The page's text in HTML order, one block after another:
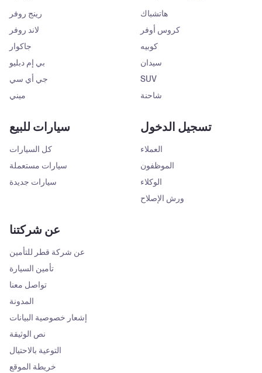
رينج روفر
لاند روفر
جاكوار
بي إم دبليو
جي أي سي
ميني
هاتشباك
كروس أوفر
كوبيه
سيدان
SUV
شاحنة
سيارات للبيع
كل السيارات
سيارات مستعملة
سيارات جديدة
تسجيل الدخول
العملاء
الموظفون
الوكلاء
ورش الإصلاح
عن شركتنا
عن شركة قطر للتأمين
تأمين السيارة
تواصل معنا
المدونة
إشعار خصوصية البيانات
نص الوثيقة
التوعية بالاحتيال
خريطة الموقع